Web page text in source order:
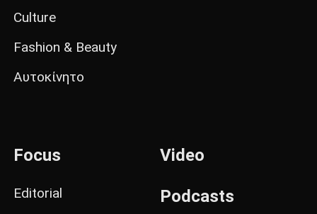
Culture
Fashion & Beauty
Αυτοκίνητο
Focus
Editorial
Video
Podcasts